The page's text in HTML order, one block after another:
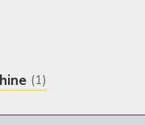
(1)